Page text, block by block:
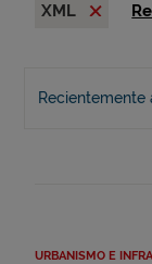
XML
Recientemente
URBANISMO E